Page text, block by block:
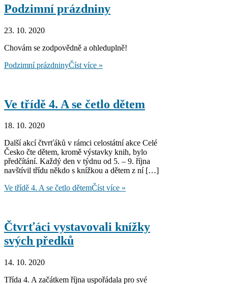
Podzimní prázdniny
23. 10. 2020
Chovám se zodpovědně a ohleduplně!
Podzimní prázdninyČíst více »
Ve třídě 4. A se četlo dětem
18. 10. 2020
Další akcí čtvrťáků v rámci celostátní akce Celé
Česko čte dětem, kromě výstavky knih, bylo
předčítání. Každý den v týdnu od 5. – 9. října
navštívil třídu někdo s knížkou a dětem z ní […]
Ve třídě 4. A se četlo dětemČíst více »
Čtvrťáci vystavovali knížky
svých předků
14. 10. 2020
Třída 4. A začátkem října uspořádala pro své